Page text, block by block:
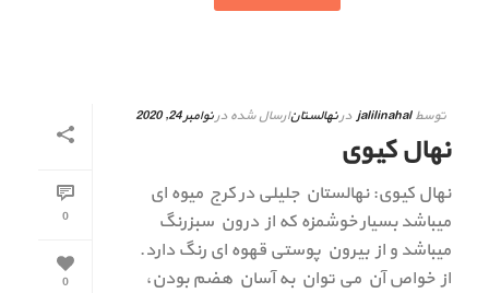
0
0
توسطjalilinahal درنهالستانارسال شده درنوامبر 24, 2020
نهال کیوی
نهال کیوی: نهالستان جلیلی در کرج میوه ای
میباشد بسیار خوشمزه که از درون سبزرنگ
میباشد و از بیرون پوستی قهوه ای رنگ دارد.
از خواص آن می توان به آسان هضم بودن،